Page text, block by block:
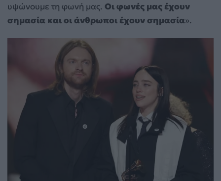
υψώνουμε τη φωνή μας. Οι φωνές μας έχουν
σημασία και οι άνθρωποι έχουν σημασία».